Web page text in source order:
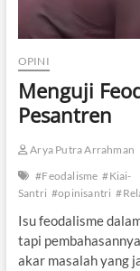
OPINI
Menguji
Pesantren
Arya Putra Arrahman
#Feodalisme #Kiai-
Santri #opinisantri
Isu feodalisme
tapi
akar masalah yang